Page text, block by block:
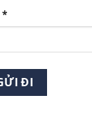
*